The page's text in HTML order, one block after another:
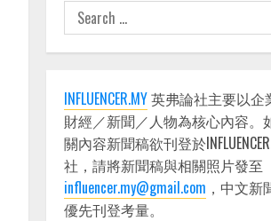
Search
for:
INFLUENCER.MY英弗論社主要以企
財經／新聞／人物為核心內容。
關內容新聞稿欲刊登於
社，請將新聞稿與相關照片發至
influencer.my@gmail.com ，中文新
優先刊登考量。